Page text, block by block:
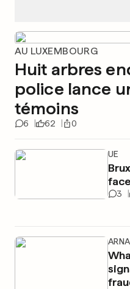
AU LUXEMBOURG
Huit arbres
police lance
témoins
6 62 0
UE
3